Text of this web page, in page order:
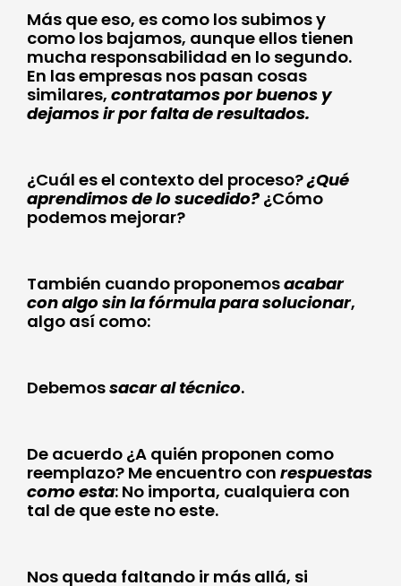
Más que eso, es como los subimos y
como los bajamos, aunque ellos tienen
mucha responsabilidad en lo segundo.
En las empresas nos pasan cosas
similares, contratamos por buenos y
dejamos ir por falta de resultados.
¿Cuál es el contexto del proceso?¿Qué
aprendimos de lo sucedido? ¿Cómo
podemos mejorar?
También cuando proponemosacabar
con algo sin la fórmula para solucionar,
algo así como:
Debemossacar al técnico.
De acuerdo ¿A quién proponen como
reemplazo? Me encuentro con respuestas
como esta: No importa, cualquiera con
tal de que este no este.
Nos queda faltando ir más allá, si